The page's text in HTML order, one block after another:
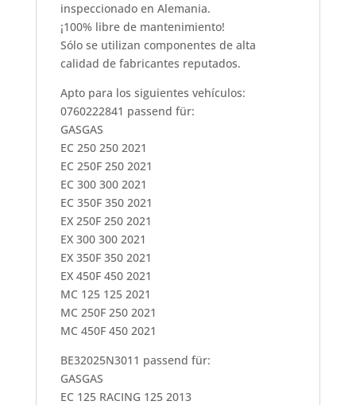
inspeccionado en Alemania.
¡100% libre de mantenimiento!
Sólo se utilizan componentes de alta
calidad de fabricantes reputados.
Apto para los siguientes vehículos:
0760222841 passend für:
GASGAS
EC 250 250 2021
EC 250F 250 2021
EC 300 300 2021
EC 350F 350 2021
EX 250F 250 2021
EX 300 300 2021
EX 350F 350 2021
EX 450F 450 2021
MC 125 125 2021
MC 250F 250 2021
MC 450F 450 2021
BE32025N3011 passend für:
GASGAS
EC 125 RACING 125 2013